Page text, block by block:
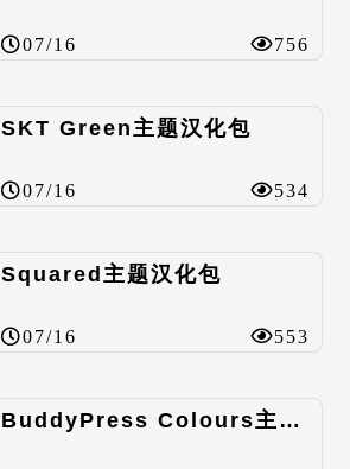
07/16 756
SKT Green主题汉化包
07/16 534
Squared主题汉化包
07/16 553
BuddyPress Colours主题汉化包